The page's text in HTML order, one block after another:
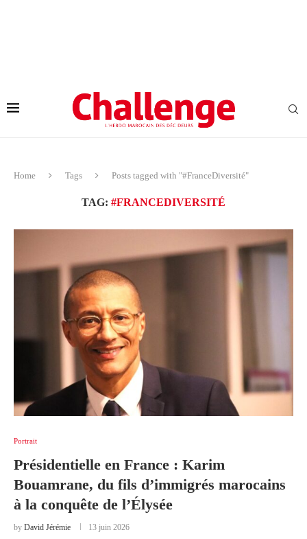
Home Tags Posts tagged with "#FranceDiversité"
TAG: #FRANCEDIVERSITÉ
Portrait
Présidentielle en France : Karim
Bouamrane, du fils d’immigrés marocains
à la conquête de l’Élysée
by David Jérémie 13 juin 2026